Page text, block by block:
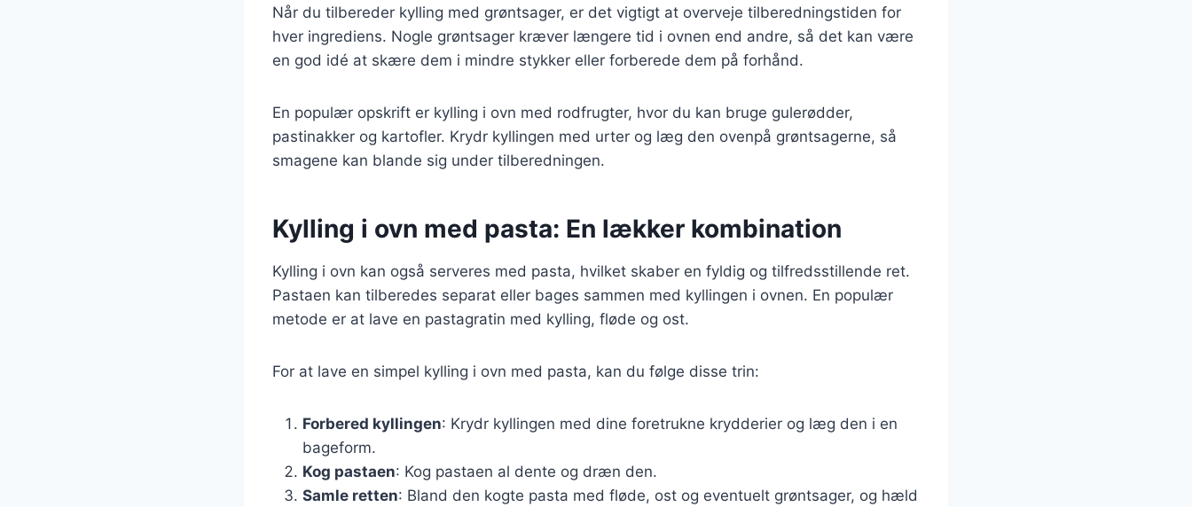
Når du tilbereder kylling med grøntsager, er det vigtigt at overveje tilberedningstiden for
hver ingrediens. Nogle grøntsager kræver længere tid i ovnen end andre, så det kan være
en god idé at skære dem i mindre stykker eller forberede dem på forhånd.
En populær opskrift er kylling i ovn med rodfrugter, hvor du kan bruge gulerødder,
pastinakker og kartofler. Krydr kyllingen med urter og læg den ovenpå grøntsagerne, så
smagene kan blande sig under tilberedningen.
Kylling i ovn med pasta: En lækker kombination
Kylling i ovn kan også serveres med pasta, hvilket skaber en fyldig og tilfredsstillende ret.
Pastaen kan tilberedes separat eller bages sammen med kyllingen i ovnen. En populær
metode er at lave en pastagratin med kylling, fløde og ost.
For at lave en simpel kylling i ovn med pasta, kan du følge disse trin:
Forbered kyllingen: Krydr kyllingen med dine foretrukne krydderier og læg den i en
bageform.
Kog pastaen: Kog pastaen al dente og dræn den.
Samle retten: Bland den kogte pasta med fløde, ost og eventuelt grøntsager, og hæld